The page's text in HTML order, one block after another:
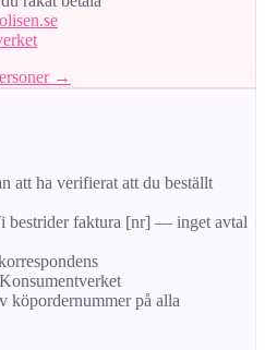
→
att ha verifierat att du beställt
bestrider faktura [nr] — inget avtal
köpordernummer på alla